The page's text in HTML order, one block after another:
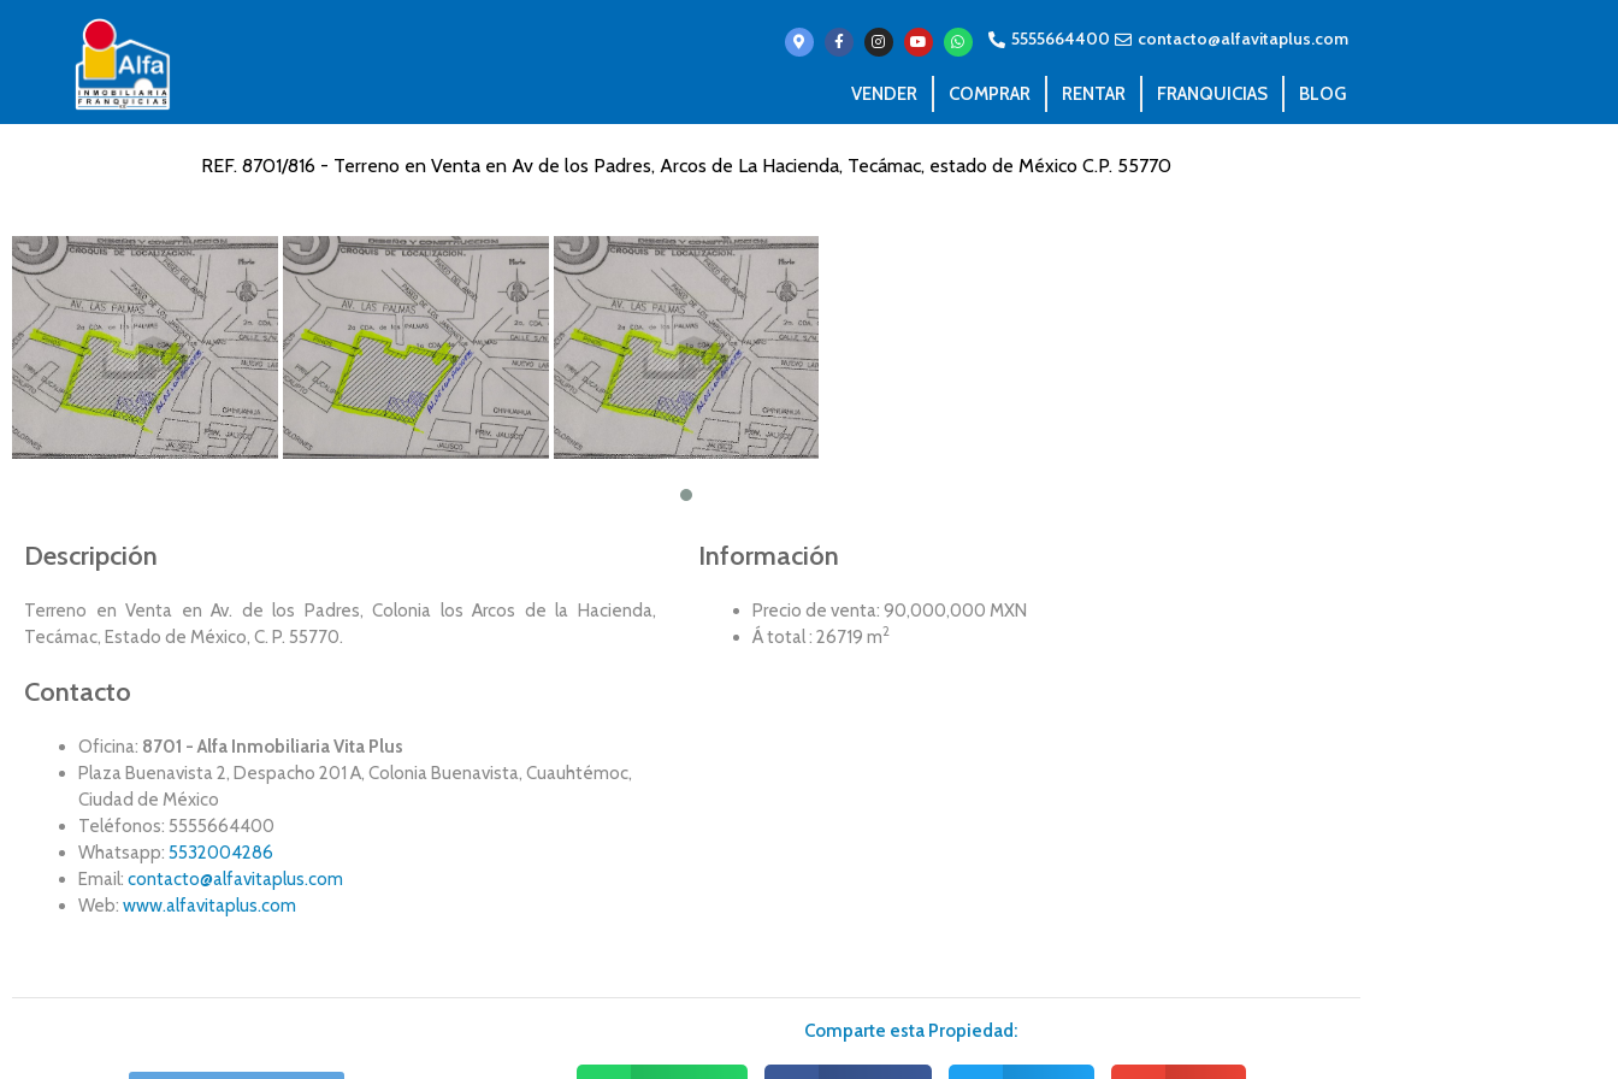
5555664400 contacto@alfavitaplus.com
VENDER COMPRAR RENTAR FRANQUICIAS BLOG
REF. 8701/816 - Terreno en Venta en Av de los Padres, Arcos de La Hacienda, Tecámac, estado de México C.P. 55770
Descripción
Terreno en Venta en Av. de los Padres, Colonia los Arcos de la Hacienda,
Tecámac, Estado de México, C. P. 55770.
Contacto
Oficina: 8701 - Alfa Inmobiliaria Vita Plus
Plaza Buenavista 2, Despacho 201 A, Colonia Buenavista, Cuauhtémoc,
Ciudad de México
Teléfonos: 5555664400
Whatsapp: 5532004286
Email: contacto@alfavitaplus.com
Web: www.alfavitaplus.com
Información
Precio de venta: 90,000,000 MXN
Á total : 26719 m2
Comparte esta Propiedad: